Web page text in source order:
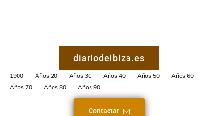
diariodeibiza.es
1900 Años 20 Años 30 Años 40 Años 50
Años 60
Años 70
Años 80 Años 90
Contactar